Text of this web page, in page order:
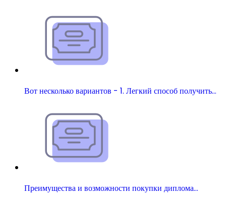
Вот несколько вариантов - 1. Легкий способ получить…
Преимущества и возможности покупки диплома…